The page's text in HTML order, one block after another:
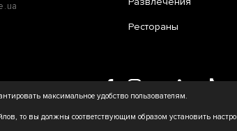
Рестораны
максимальное удобство пользователям.
то вы должны соответствующим образом установить